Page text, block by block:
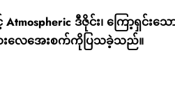
Atmospheric ဒီဇိုင်း၊ ကြော့
းလေအေးစက်ကိုပြသခဲ့သည်။